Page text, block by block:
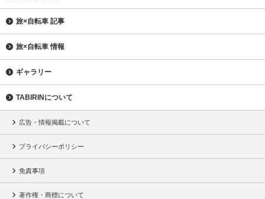
旅×自転車 記事
旅×自転車 情報
ギャラリー
TABIRINについて
広告・情報掲載について
プライバシーポリシー
免責事項
著作権・商標について